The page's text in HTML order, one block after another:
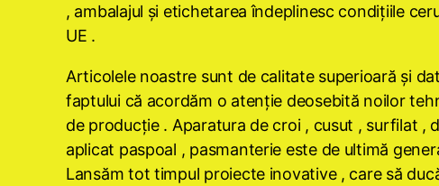
, ambalajul şi etichetarea îndeplinesc condiţiile
UE .
Articolele noastre sunt de calitate superioară şi
faptului că acordăm o atenţie deosebită noilor
de producţie . Aparatura de croi , cusut , surfilat ,
aplicat paspoal , pasmanterie este de ultimă
Lansăm tot timpul proiecte inovative , care să